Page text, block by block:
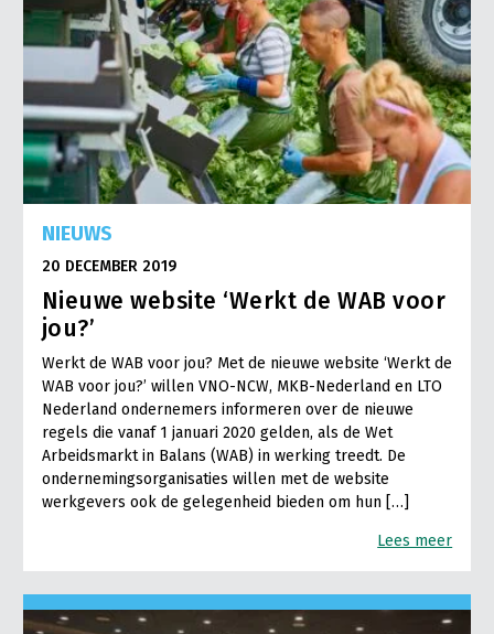
NIEUWS
20 DECEMBER 2019
Nieuwe website ‘Werkt de WAB voor
jou?’
Werkt de WAB voor jou? Met de nieuwe website ‘Werkt de
WAB voor jou?’ willen VNO-NCW, MKB-Nederland en LTO
Nederland ondernemers informeren over de nieuwe
regels die vanaf 1 januari 2020 gelden, als de Wet
Arbeidsmarkt in Balans (WAB) in werking treedt. De
ondernemingsorganisaties willen met de website
werkgevers ook de gelegenheid bieden om hun […]
Lees meer